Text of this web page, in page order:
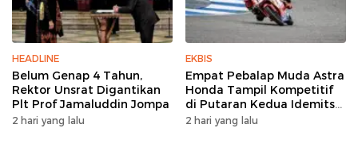
HEADLINE
Belum Genap 4 Tahun,
Rektor Unsrat Digantikan
Plt Prof Jamaluddin Jompa
2 hari yang lalu
EKBIS
Empat Pebalap Muda Astra
Honda Tampil Kompetitif
di Putaran Kedua Idemitsu
Moto4 Asia Cup 2026
2 hari yang lalu